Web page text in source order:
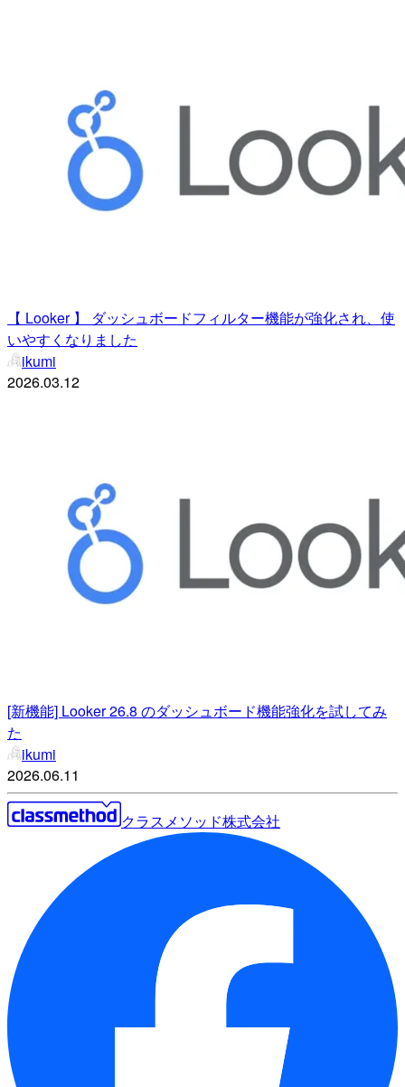
【 Looker 】 ダッシュボードフィルター機能が強化され、使
いやすくなりました
ikumi
2026.03.12
[新機能] Looker 26.8 のダッシュボード機能強化を試してみ
た
ikumi
2026.06.11
クラスメソッド株式会社